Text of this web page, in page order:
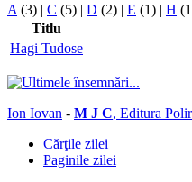
A (3) | C (5) | D (2) | E (1) | H
Titlu
Hagi Tudose
Ion Iovan - M J C, Editura
Cărţile zilei
Paginile zilei